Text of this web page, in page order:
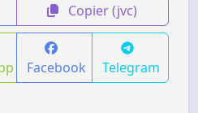
Copier (jvc)
Facebook Telegram